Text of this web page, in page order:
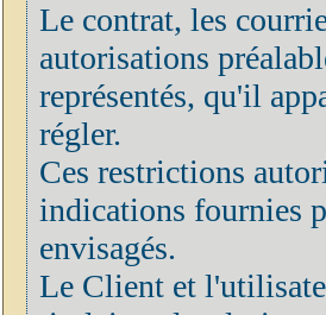
Le contrat, les
autorisations
représentés, qu'il
régler.
Ces restrictions
indications fournies
envisagés.
Le Client et